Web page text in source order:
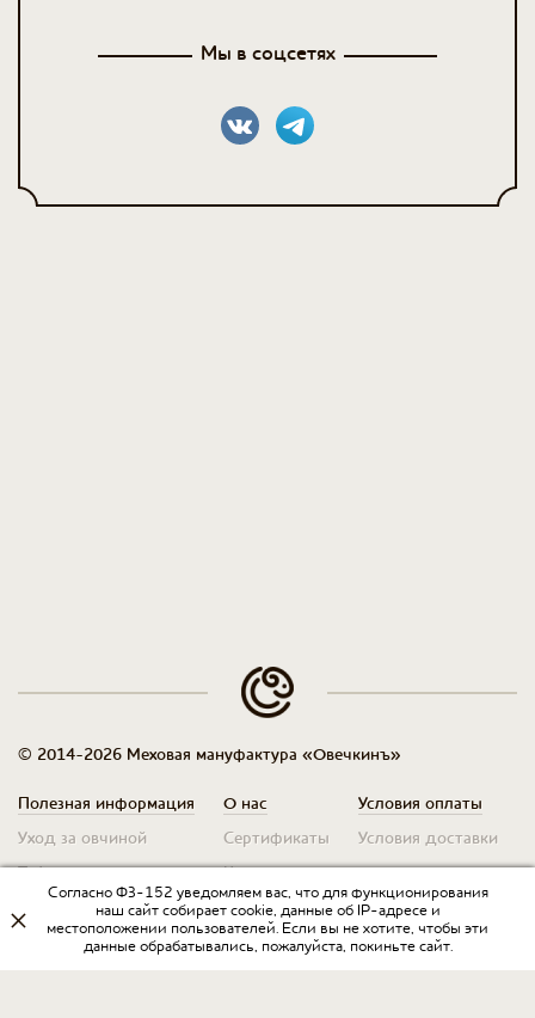
Мы в соцсетях
© 2014-2026 Меховая мануфактура «Овечкинъ»
Полезная информация
Уход за овчиной
Таблица размеров
О нас
Сертификаты
Контакты
Условия оплаты
Условия доставки
Оплата для юр. лиц
Условия возврата
Оптовикам
Договор оферты
Согласно ФЗ-152 уведомляем вас, что для функционирования
наш сайт собирает cookie, данные об IP-адресе и
местоположении пользователей. Если вы не хотите, чтобы эти
данные обрабатывались, пожалуйста, покиньте сайт.